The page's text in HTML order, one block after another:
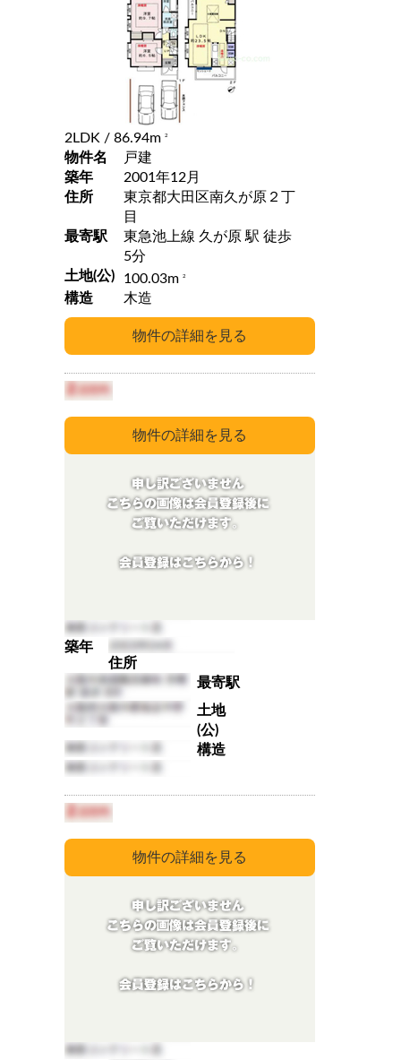
2LDK / 86.94m 2
物件名
戸建
築年
2001年12月
住所
東京都大田区南久が原２丁
目
最寄駅
東急池上線 久が原 駅 徒歩
5分
土地(公)
100.03m2
構造 木造
築年
住所
最寄駅
土地
(公)
構造